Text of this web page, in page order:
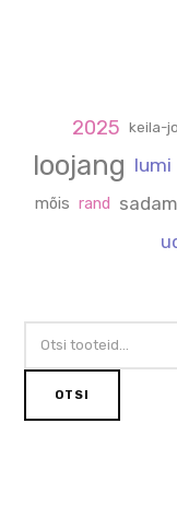
2025 keila-
loojang lumi
mõis rand sadam
OTSI